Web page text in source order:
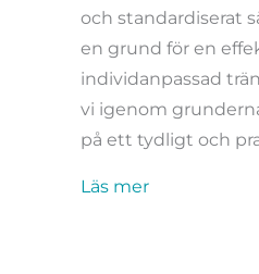
och standardiserat
en grund för en
individanpassad
vi igenom
på ett tydligt och
Läs merabout